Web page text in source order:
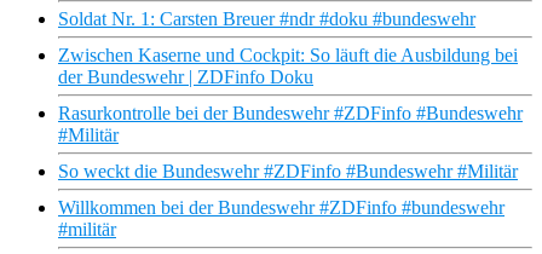
Soldat Nr. 1: Carsten Breuer #ndr #doku #bundeswehr
Zwischen Kaserne und Cockpit: So läuft die Ausbildung bei
der Bundeswehr | ZDFinfo Doku
Rasurkontrolle bei der Bundeswehr #ZDFinfo #Bundeswehr
#Militär
So weckt die Bundeswehr #ZDFinfo #Bundeswehr #Militär
Willkommen bei der Bundeswehr #ZDFinfo #bundeswehr
#militär